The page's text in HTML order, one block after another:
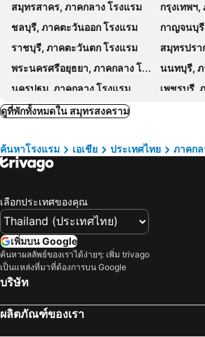
NK place Phetchaburi
THE
Capital O 75521 Sang Siri Apartment
สมุทรสาคร, ภาคกลาง โรงแรม
กรุงเทพฯ
ชลบุรี, ภาคตะวันออก โรงแรม
กาญจนบุรี
ราชบุรี, ภาคตะวันตก โรงแรม
สมุทรปรา
พระนครศรีอยุธยา, ภาคกลาง โรงแรม
นนทบุรี, ภ
นครปฐม, ภาคกลาง โรงแรม
เพชรบุรี,
พัทยา, ภาคตะวันออก โรงแรม
ระยอง, ภาคตะวันออก โรงแรม
ภูเก็ตทาว
ดูที่พักทั้งหมดใน สมุทรสงคราม
ค้นหาโรงแรม เอเชีย ประเทศไทย ภาคกล
เลือกประเทศของคุณ
เพิ่มบน Google
ค้นหาผลลัพธ์ของเราได้ง่ายๆ: เพิ่ม trivago
เป็นแหล่งที่มาที่ต้องการบน Google
บริษัท
ผลิตภัณฑ์ของเรา